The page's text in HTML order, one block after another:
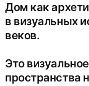
Дом как
в визуальных
веков.
Это
пространства